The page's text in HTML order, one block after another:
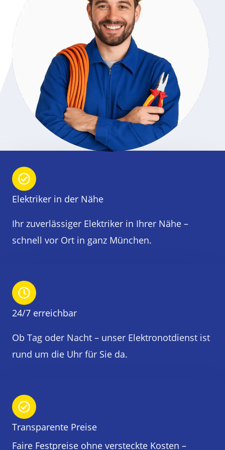
Elektriker in der Nähe
Ihr zuverlässiger Elektriker in Ihrer Nähe –
schnell vor Ort in ganz München.
24/7 erreichbar
Ob Tag oder Nacht – unser Elektronotdienst ist
rund um die Uhr für Sie da.
Transparente Preise
Faire Festpreise ohne versteckte Kosten –